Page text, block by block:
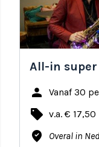
All-in super
person Vanaf 30
local_offer v.a. €
where_to_vote Overal in